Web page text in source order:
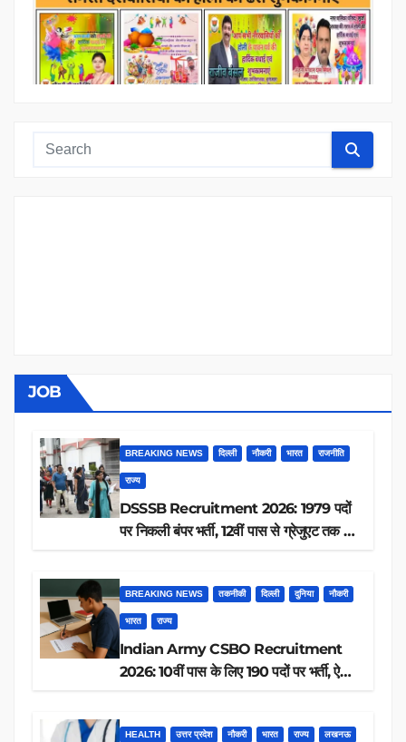
JOB
BREAKING NEWS दिल्ली नौकरी भारत राजनीति
राज्य
DSSSB Recruitment 2026: 1979 पदों
पर निकली बंपर भर्ती, 12वीं पास से ग्रेजुएट तक करें
BREAKING NEWS तकनीकी दिल्ली दुनिया नौकरी
भारत राज्य
Indian Army CSBO Recruitment
2026: 10वीं पास के लिए 190 पदों पर भर्ती, ऐसे
HEALTH उत्तर प्रदेश नौकरी भारत राज्य लखनऊ